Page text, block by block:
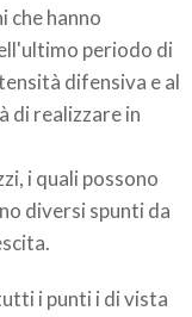
che hanno
periodo di
difensiva e al
di realizzare in
i quali possono
diversi spunti da
i punti i di vista